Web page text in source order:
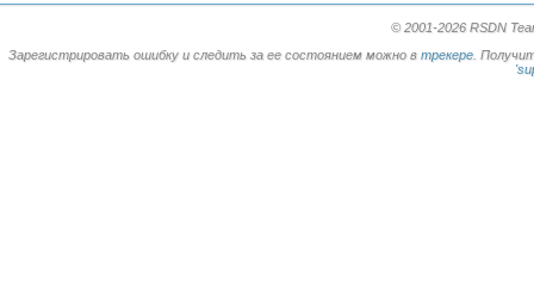
© 2001-2026 RSDN
Зарегистрировать ошибку и следить за ее состоянием можно в трекере .